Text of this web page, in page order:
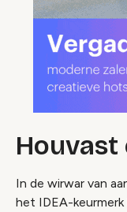
Houvast
In de wirwar van
het IDEA-